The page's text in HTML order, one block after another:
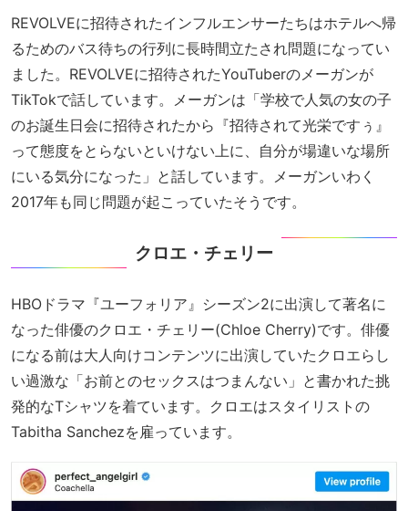
REVOLVEに招待されたインフルエンサーたちはホテルへ帰
るためのバス待ちの行列に長時間立たされ問題になってい
ました。REVOLVEに招待されたYouTuberのメーガンが
TikTokで話しています。メーガンは「学校で人気の女の子
のお誕生日会に招待されたから『招待されて光栄ですぅ』
って態度をとらないといけない上に、自分が場違いな場所
にいる気分になった」と話しています。メーガンいわく
2017年も同じ問題が起こっていたそうです。
クロエ・チェリー
HBOドラマ『ユーフォリア』シーズン2に出演して著名に
なった俳優のクロエ・チェリー(Chloe Cherry)です。俳優
になる前は大人向けコンテンツに出演していたクロエらし
い過激な「お前とのセックスはつまんない」と書かれた挑
発的なTシャツを着ています。クロエはスタイリストの
Tabitha Sanchezを雇っています。